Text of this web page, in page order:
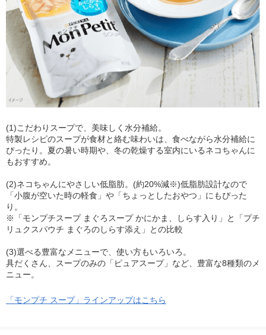
(1)こだわりスープで、美味しく水分補給。
特製レシピのスープが食材と絡む味わいは、食べながら水分補給に
ぴったり。夏の暑い時期や、冬の乾燥する室内にいるネコちゃんに
もおすすめ。
(2)ネコちゃんにやさしい低脂肪。(約20%減※)低脂肪設計なので
「小腹が空いた時の軽食」や「ちょっとしたおやつ」にもぴった
り。
※「モンプチスープ まぐろスープ かにかま、しらす入り」と「プチ
リュクスパウチ まぐろのしらす添え」との比較
(3)選べる豊富なメニューで、使い方もいろいろ。
具だくさん、スープのみの「ピュアスープ」など、豊富な8種類のメ
ニュー。
「モンプチ スープ」ラインアップはこちら